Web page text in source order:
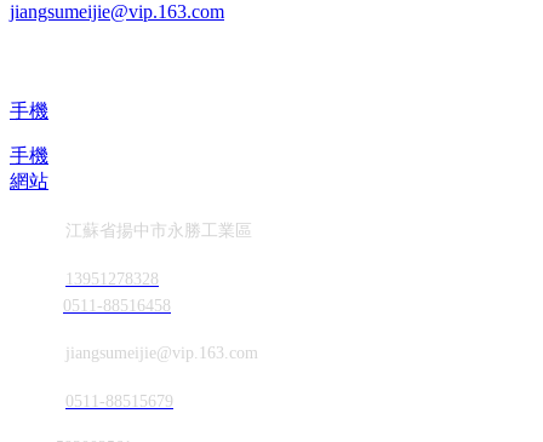
jiangsumeijie@vip.163.com
手機
手機
網站
江蘇省揚中市永勝工業區
13951278328
0511-88516458
jiangsumeijie@vip.163.com
0511-88515679